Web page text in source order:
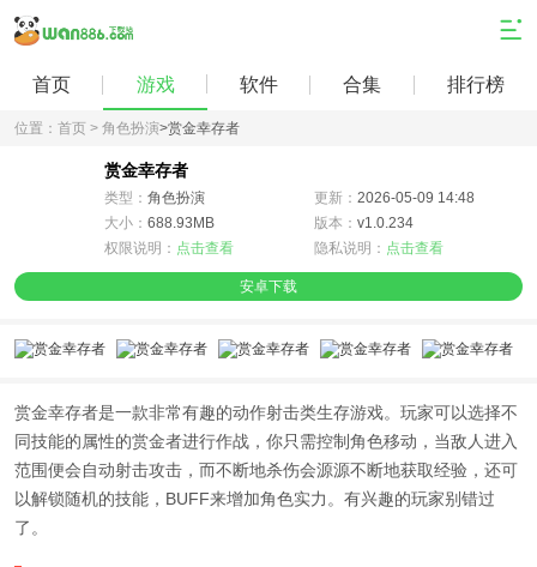
首页 游戏 软件 合集 排行榜
位置： 首页 > 角色扮演>赏金幸存者
赏金幸存者
类型： 角色扮演 更新： 2026-05-09 14:48
大小： 688.93MB 版本： v1.0.234
权限说明： 点击查看 隐私说明： 点击查看
安卓下载
赏金幸存者是一款非常有趣的动作射击类生存游戏。玩家可以选择不
同技能的属性的赏金者进行作战，你只需控制角色移动，当敌人进入
范围便会自动射击攻击，而不断地杀伤会源源不断地获取经验，还可
以解锁随机的技能，BUFF来增加角色实力。有兴趣的玩家别错过
了。